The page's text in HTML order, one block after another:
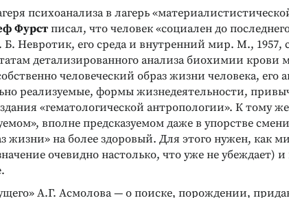
психоанализа в лагерь
Фурстписал, что человек «социален до
Невротик, его среда и внутренний мир. М., 1957,
детализированного анализа биохимии крови
человеческий образ жизни человека, его
реализуемые, формы жизнедеятельности,
«гематологической антропологии». К тому
вполне предсказуемом даже в упорстве
жизни» на более здоровый. Для этого нужен, как
очевидно настолько, что уже не убеждает)
А.Г. Асмолова — о поиске, порождении,